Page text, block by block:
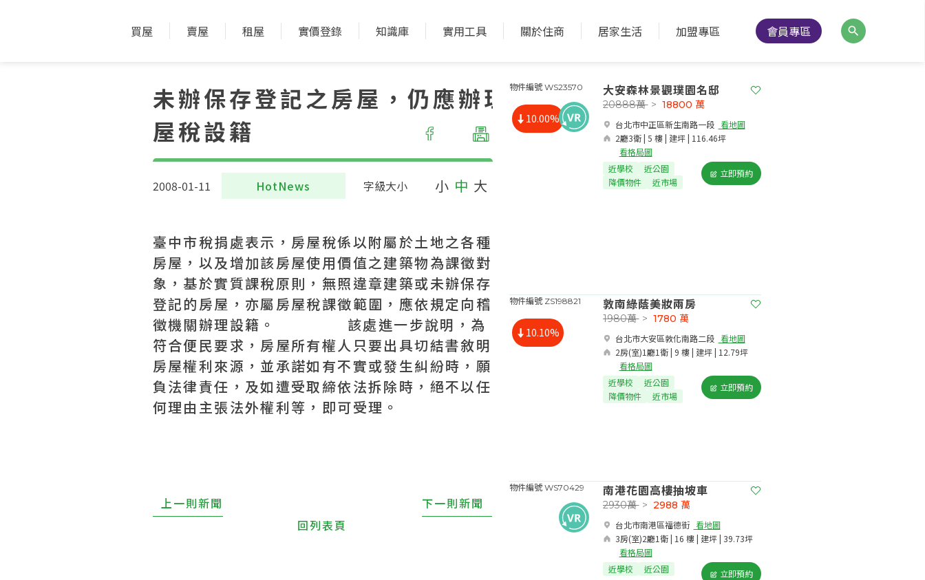
買屋 賣屋 租屋 實價登錄 知識庫 實用工具 關於住商 居家生活 加盟專區 會員專區
2008-01-11 HotNews
未辦保存登記之房屋，仍應辦理房
屋稅設籍
字級大小 小 中 大
臺中市稅捐處表示，房屋稅係以附屬於土地之各種
房屋，以及增加該房屋使用價值之建築物為課徵對
象，基於實質課稅原則，無照違章建築或未辦保存
登記的房屋，亦屬房屋稅課徵範圍，應依規定向稽
徵機關辦理設籍。 該處進一步說明，為
符合便民要求，房屋所有權人只要出具切結書敘明
房屋權利來源，並承諾如有不實或發生糾紛時，願
負法律責任，及如遭受取締依法拆除時，絕不以任
何理由主張法外權利等，即可受理。
上一則新聞
下一則新聞
回列表頁
物件編號 WS23570
10.00%
大安森林景觀璞園名邸
台北市中正區新生南路一段​ 看地圖
2廳3衛 | 5 樓 | 建坪 | 116.46坪
看格局圖
20888萬 > 18800 萬
近學校
近公園
降價物件
近市場
立即預約
物件編號 ZS198821
10.10%
敦南綠蔭美妝兩房
台北市大安區敦化南路二段​ 看地圖
2房(室)1廳1衛 | 9 樓 | 建坪 | 12.79坪
看格局圖
1980萬 > 1780 萬
近學校
近公園
降價物件
近市場
立即預約
物件編號 WS70429 南港花園高樓抽坡車
台北市南港區福德街​ 看地圖
3房(室)2廳1衛 | 16 樓 | 建坪 | 39.73坪
看格局圖
2930萬 > 2988 萬
近學校 近公園 立即預約